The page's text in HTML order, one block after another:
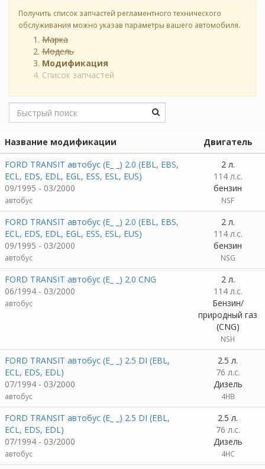
Получить список запчастей регламентного технического
обслуживания можно указав параметры вашего автомобиля.
Марка
Модель
Модификация
Список запчастей
Название модификации
Двигатель
FORD TRANSIT автобус (E_ _) 2.0 (EBL, EBS,
ECL, EDS, EDL, EGL, ESS, ESL, EUS)
09/1995 - 03/2000
автобус
2 л.
114 л.с.
бензин
NSF
FORD TRANSIT автобус (E_ _) 2.0 (EBL, EBS,
ECL, EDS, EDL, EGL, ESS, ESL, EUS)
09/1995 - 03/2000
автобус
2 л.
114 л.с.
бензин
NSG
FORD TRANSIT автобус (E_ _) 2.0 CNG
06/1994 - 03/2000
автобус
2 л.
114 л.с.
Бензин/
природный газ
(CNG)
NSH
FORD TRANSIT автобус (E_ _) 2.5 DI (EBL,
ECL, EDS, EDL)
07/1994 - 03/2000
автобус
2.5 л.
76 л.с.
Дизель
4HB
FORD TRANSIT автобус (E_ _) 2.5 DI (EBL,
ECL, EDS, EDL)
07/1994 - 03/2000
автобус
2.5 л.
76 л.с.
Дизель
4HC